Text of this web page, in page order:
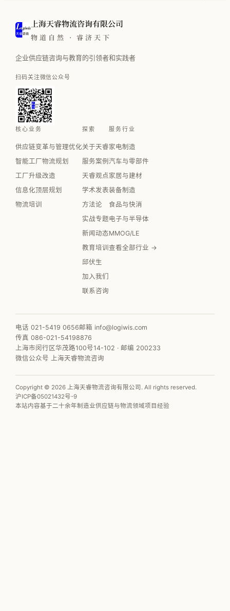
上海天睿物流咨询有限公司
物道自然 · 睿济天下
企业供应链咨询与教育的引领者和实践者
扫码关注微信公众号
核心业务
供应链变革与管理优化
智能工厂物流规划
工厂升级改造
信息化顶层规划
物流培训
探索
关于天睿
服务案例
天睿观点
学术发表
方法论
实战专题
新闻动态
教育培训
邱伏生
加入我们
联系咨询
服务行业
家电制造
汽车与零部件
家居与建材
装备制造
食品与快消
电子与半导体
MMOG/LE
查看全部行业 →
电话 021-5419 0656邮箱 info@logiwis.com
传真 086-021-54198876
上海市闵行区华茂路100号14-102 · 邮编 200233
微信公众号 上海天睿物流咨询
Copyright © 2026 上海天睿物流咨询有限公司. All rights reserved.
沪ICP备05021432号-9
本站内容基于二十余年制造业供应链与物流领域项目经验